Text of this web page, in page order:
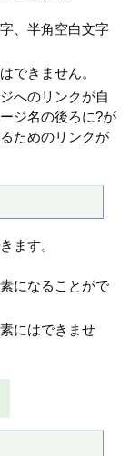
、半角空白文字
できません。
へのリンクが自
ジ名の後ろに?が
ためのリンクが
ます。
になることがで
にはできませ